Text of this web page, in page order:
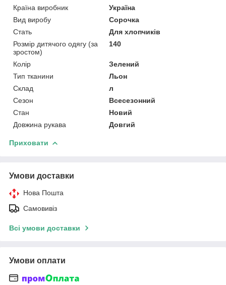
Країна виробник
Україна
Вид виробу
Сорочка
Стать
Для хлопчиків
Розмір дитячого одягу (за
зростом)
140
Колір
Зелений
Тип тканини
Льон
Склад
л
Сезон
Всесезонний
Стан
Новий
Довжина рукава
Довгий
Приховати
Умови доставки
Нова Пошта
Самовивіз
Всі умови доставки
Умови оплати